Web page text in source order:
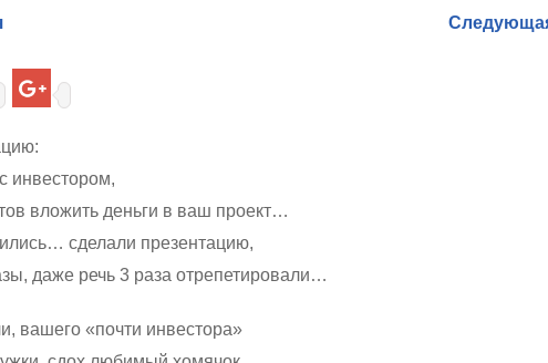
инвестором,
вложить деньги в ваш проект…
сделали презентацию,
даже речь 3 раза отрепетировали…
вашего «почти инвестора»